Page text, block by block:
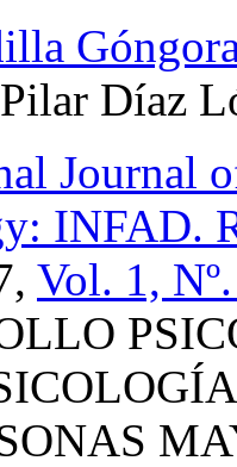
Díaz
Journal
INFAD.
Vol. 1,